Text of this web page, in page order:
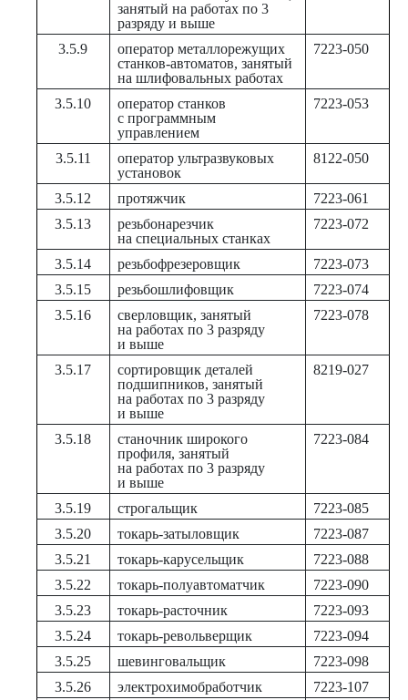
занятый на работах по 3
разряду и выше
3.5.9
оператор металлорежущих
станков-автоматов, занятый
на шлифовальных работах
7223-050
3.5.10
оператор станков
с программным
управлением
7223-053
3.5.11
оператор ультразвуковых
установок
8122-050
3.5.12 протяжчик
7223-061
3.5.13
резьбонарезчик
на специальных станках
7223-072
3.5.14 резьбофрезеровщик
7223-073
3.5.15
резьбошлифовщик
7223-074
3.5.16
сверловщик, занятый
на работах по 3 разряду
и выше
7223-078
3.5.17
сортировщик деталей
подшипников, занятый
на работах по 3 разряду
и выше
8219-027
3.5.18
станочник широкого
профиля, занятый
на работах по 3 разряду
и выше
7223-084
3.5.19 строгальщик
7223-085
3.5.20
токарь-затыловщик
7223-087
3.5.21
токарь-карусельщик
7223-088
3.5.22
токарь-полуавтоматчик
7223-090
3.5.23
токарь-расточник
7223-093
3.5.24
токарь-револьверщик
7223-094
3.5.25
шевинговальщик
7223-098
3.5.26
электрохимобработчик 7223-107